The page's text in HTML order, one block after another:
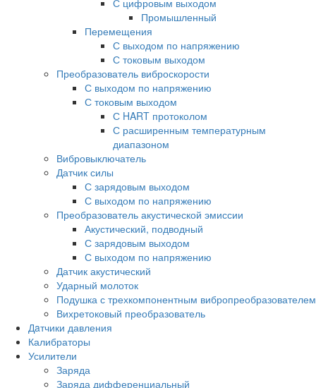
Промышленный
Перемещения
С выходом по напряжению
С токовым выходом
Преобразователь виброскорости
С выходом по напряжению
С токовым выходом
С HART протоколом
С расширенным температурным
диапазоном
Вибровыключатель
Датчик силы
С зарядовым выходом
С выходом по напряжению
Преобразователь акустической эмиссии
Акустический, подводный
С зарядовым выходом
С выходом по напряжению
Датчик акустический
Ударный молоток
Подушка с трехкомпонентным вибропреобразователем
Вихретоковый преобразователь
Дaтчики давления
Калибраторы
Усилители
Заряда
Заряда дифференциальный